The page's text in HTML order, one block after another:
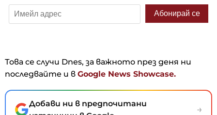
Това се случи Dnes, за важното през деня ни
последвайте и в Google News Showcase.
Добави ни в предпочитани
→